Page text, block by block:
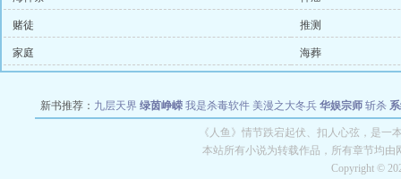
赌徒 推测
家庭 海葬
新书推荐： 九层天界 绿茵峥嵘 我是杀毒软件 美漫之大冬兵 华娱宗师 斩杀
都市全能巨星 绝对交易 全职武神 位面复
《人鱼》情节跌宕起伏、扣人心弦，是
本站所有小说为转载作品，所有章节均
Copyright ©